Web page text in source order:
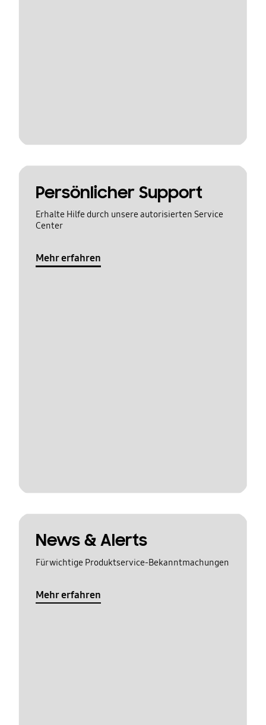
Persönlicher Support
Erhalte Hilfe durch unsere autorisierten Service
Center
Mehr erfahren
News & Alerts
Für wichtige Produktservice-Bekanntmachungen
Mehr erfahren